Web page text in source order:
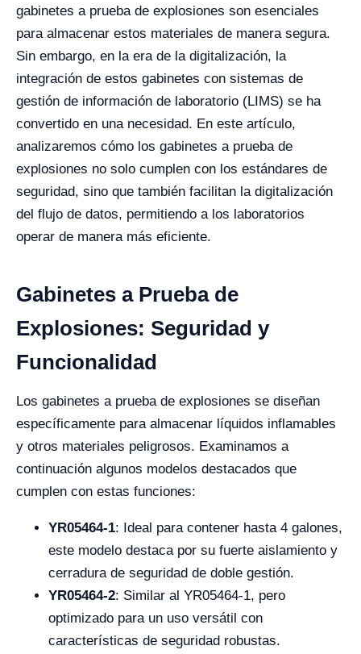
gabinetes a prueba de explosiones son esenciales
para almacenar estos materiales de manera segura.
Sin embargo, en la era de la digitalización, la
integración de estos gabinetes con sistemas de
gestión de información de laboratorio (LIMS) se ha
convertido en una necesidad. En este artículo,
analizaremos cómo los gabinetes a prueba de
explosiones no solo cumplen con los estándares de
seguridad, sino que también facilitan la digitalización
del flujo de datos, permitiendo a los laboratorios
operar de manera más eficiente.
Gabinetes a Prueba de
Explosiones: Seguridad y
Funcionalidad
Los gabinetes a prueba de explosiones se diseñan
específicamente para almacenar líquidos inflamables
y otros materiales peligrosos. Examinamos a
continuación algunos modelos destacados que
cumplen con estas funciones:
YR05464-1: Ideal para contener hasta 4 galones,
este modelo destaca por su fuerte aislamiento y
cerradura de seguridad de doble gestión.
YR05464-2: Similar al YR05464-1, pero
optimizado para un uso versátil con
características de seguridad robustas.